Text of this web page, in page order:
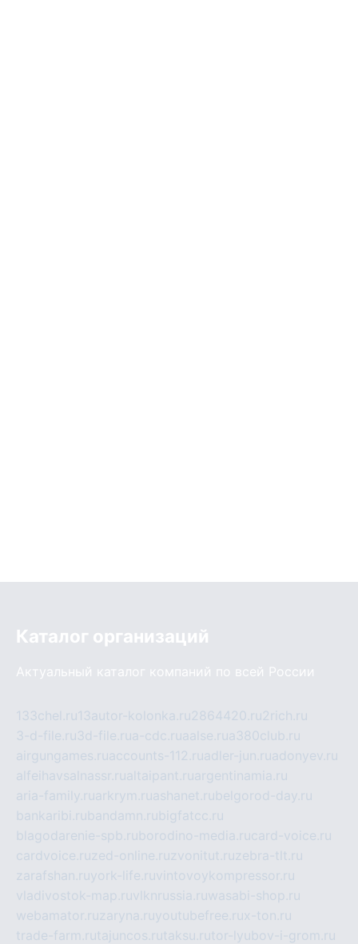
Каталог организаций
Актуальный каталог компаний по всей России
133chel.ru13autor-kolonka.ru2864420.ru2rich.ru
3-d-file.ru3d-file.rua-cdc.ruaalse.rua380club.ru
airgungames.ruaccounts-112.ruadler-jun.ruadonyev.ru
alfeihavsalnassr.rualtaipant.ruargentinamia.ru
aria-family.ruarkrym.ruashanet.rubelgorod-day.ru
bankaribi.rubandamn.rubigfatcc.ru
blagodarenie-spb.ruborodino-media.rucard-voice.ru
cardvoice.ruzed-online.ruzvonitut.ruzebra-tlt.ru
zarafshan.ruyork-life.ruvintovoykompressor.ru
vladivostok-map.ruvlknrussia.ruwasabi-shop.ru
webamator.ruzaryna.ruyoutubefree.rux-ton.ru
trade-farm.rutajuncos.rutaksu.rutor-lyubov-i-grom.ru